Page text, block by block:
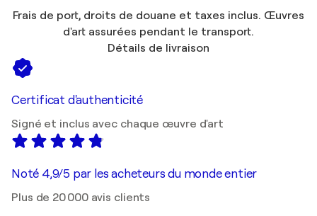
Frais de port, droits de douane et taxes inclus. Œuvres
d'art assurées pendant le transport.
Détails de livraison
Certificat d'authenticité
Signé et inclus avec chaque œuvre d'art
Noté 4,9/5 par les acheteurs du monde entier
Plus de 20 000 avis clients